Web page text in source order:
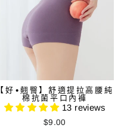
【好•翹臀】舒適提拉高腰純
棉抗菌平口內褲
13 reviews
$9.00